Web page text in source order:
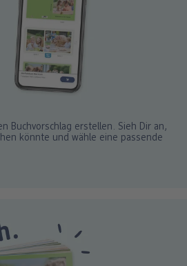
Buchvorschlag erstellen. Sieh Dir an,
könnte und wähle eine passende